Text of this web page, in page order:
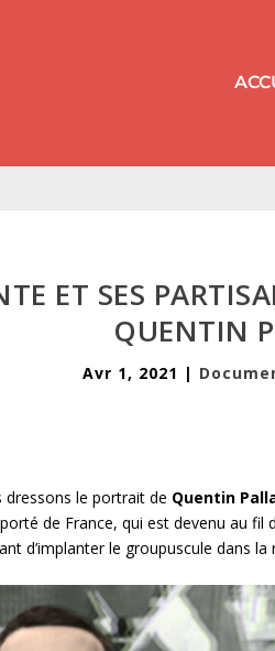
ET SES
QUENTIN
Avr 1, 2021 |
dressons le portrait de Quentin
de France, qui est devenu au fil
d’implanter le groupuscule dans